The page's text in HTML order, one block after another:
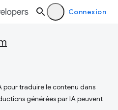
Connexion
pour traduire le contenu dans
générées par IA peuvent